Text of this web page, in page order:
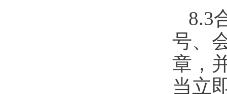
8.3
号、
章，
当立